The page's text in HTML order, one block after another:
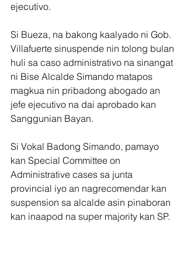
ejecutivo.
Si Bueza, na bakong kaalyado ni Gob.
Villafuerte sinuspende nin tolong bulan
huli sa caso administrativo na sinangat
ni Bise Alcalde Simando matapos
magkua nin pribadong abogado an
jefe ejecutivo na dai aprobado kan
Sanggunian Bayan.
Si Vokal Badong Simando, pamayo
kan Special Committee on
Administrative cases sa junta
provincial iyo an nagrecomendar kan
suspension sa alcalde asin pinaboran
kan inaapod na super majority kan SP.